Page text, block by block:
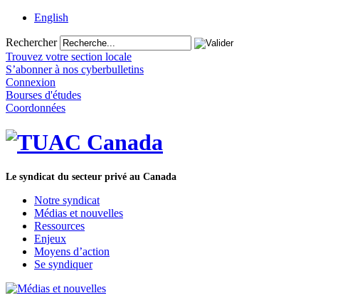
English
Rechercher
Trouvez votre section locale
S’abonner à nos cyberbulletins
Connexion
Bourses d'études
Coordonnées
Le syndicat du secteur privé au Canada
Notre syndicat
Médias et nouvelles
Ressources
Enjeux
Moyens d’action
Se syndiquer